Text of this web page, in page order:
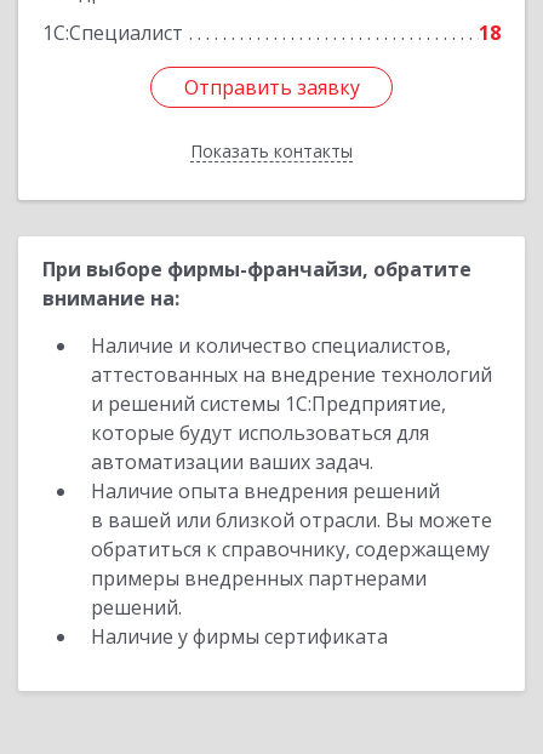
1С:Специалист
18
Отправить заявку
Показать контакты
Отправить заявку
Назад
При выборе фирмы-франчайзи, обратите
внимание на:
Наличие и количество специалистов,
аттестованных на внедрение технологий
и решений системы 1С:Предприятие,
которые будут использоваться для
автоматизации ваших задач.
Наличие опыта внедрения решений
в вашей или близкой отрасли. Вы можете
обратиться к справочнику, содержащему
примеры внедренных партнерами
решений.
Наличие у фирмы сертификата